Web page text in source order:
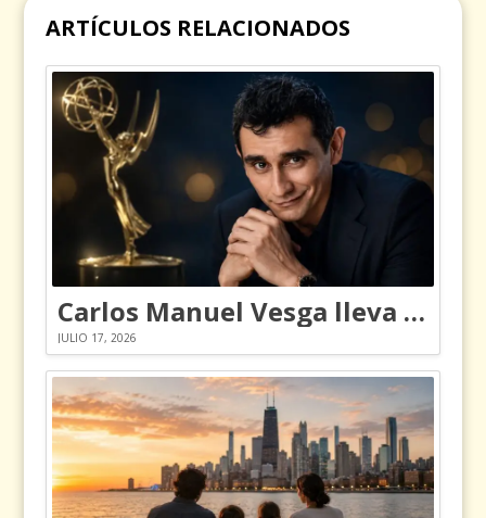
ARTÍCULOS RELACIONADOS
Carlos Manuel Vesga lleva el nombre de Colombia a los Emmy
JULIO 17, 2026